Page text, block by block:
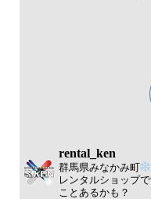
rental_ken
群馬県みなかみ町
レンタルショップ
ことあるかも？